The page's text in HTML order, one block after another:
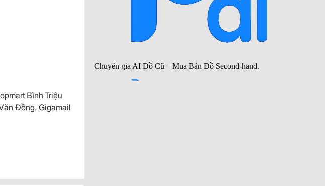
Bình Triệu
Đồng, Gigamail